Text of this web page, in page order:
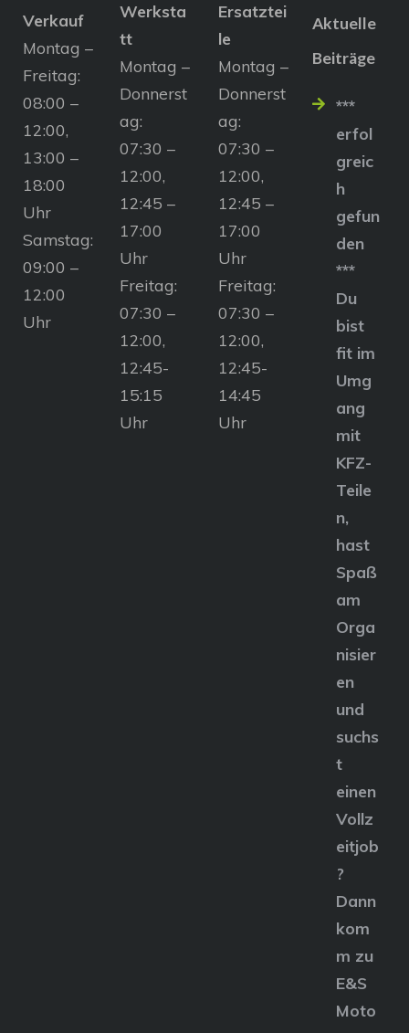
Verkauf
Montag –
Freitag:
08:00 –
12:00,
13:00 –
18:00
Uhr
Samstag:
09:00 –
12:00
Uhr
Werksta
tt
Montag –
Donnerst
ag:
07:30 –
12:00,
12:45 –
17:00
Uhr
Freitag:
07:30 –
12:00,
12:45-
15:15
Uhr
Ersatztei
le
Montag –
Donnerst
ag:
07:30 –
12:00,
12:45 –
17:00
Uhr
Freitag:
07:30 –
12:00,
12:45-
14:45
Uhr
Aktuelle
Beiträge
***
erfol
greic
h
gefun
den
***
Du
bist
fit im
Umg
ang
mit
KFZ-
Teile
n,
hast
Spaß
am
Orga
nisier
en
und
suchs
t
einen
Vollz
eitjob
?
Dann
kom
m zu
E&S
Moto